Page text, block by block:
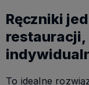
Ręczniki
restauracji,
To idealne